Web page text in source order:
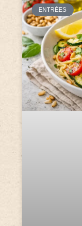
ENTRÉES